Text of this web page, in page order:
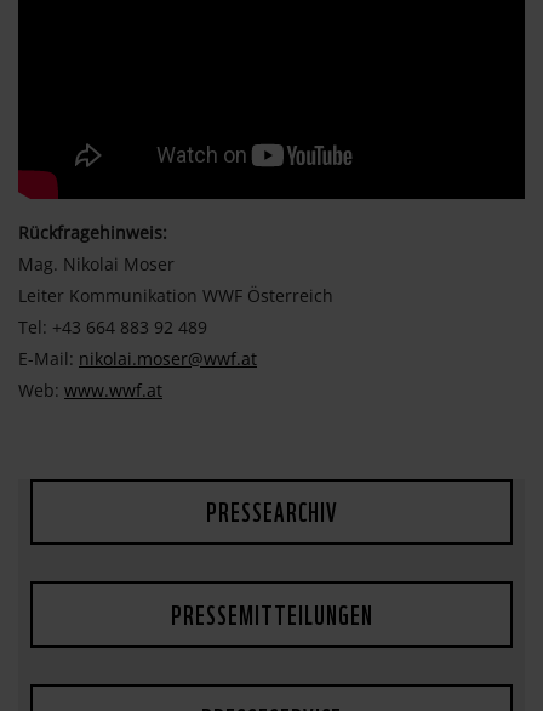
Rückfragehinweis:
Mag. Nikolai Moser
Leiter Kommunikation WWF Österreich
Tel: +43 664 883 92 489
E-Mail: nikolai.moser@wwf.at
Web: www.wwf.at
PRESSEARCHIV
PRESSEMITTEILUNGEN